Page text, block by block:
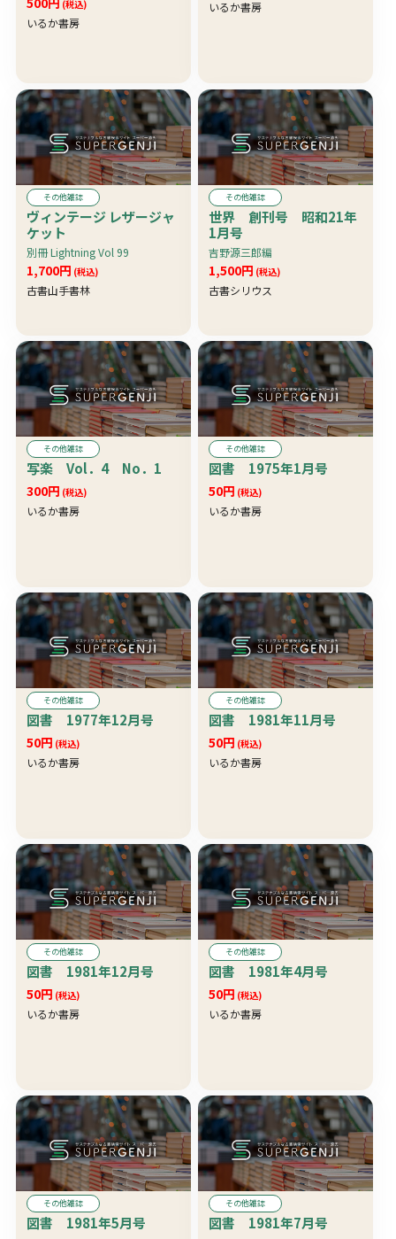
(税込)
いるか書房
いるか書房
その他雑誌
ヴィンテージ レザージャ
ケット
別冊 Lightning Vol 99
1,700円 (税込)
古書山手書林
その他雑誌
世界 創刊号 昭和21年
1月号
吉野源三郎編
1,500円 (税込)
古書シリウス
その他雑誌
写楽 Vol．4 No．1
300円 (税込)
いるか書房
その他雑誌
図書 1975年1月号
50円 (税込)
いるか書房
その他雑誌
図書 1977年12月号
50円 (税込)
いるか書房
その他雑誌
図書 1981年11月号
50円 (税込)
いるか書房
その他雑誌
図書 1981年12月号
50円 (税込)
いるか書房
その他雑誌
図書 1981年4月号
50円 (税込)
いるか書房
その他雑誌
図書 1981年5月号
その他雑誌
図書 1981年7月号